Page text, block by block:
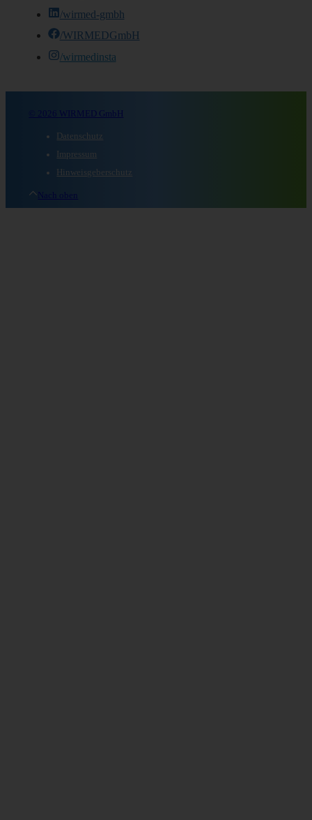
/wirmed-gmbh
/WIRMEDGmbH
/wirmedinsta
© 2026 WIRMED GmbH
Datenschutz
Impressum
Hinweisgeberschutz
Nach oben